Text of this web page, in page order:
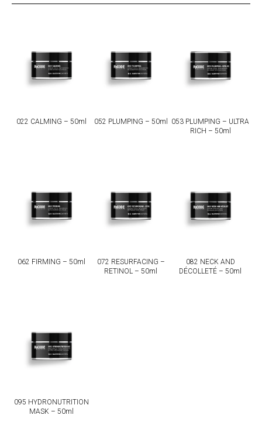
022 CALMING – 50ml 052 PLUMPING – 50ml
053 PLUMPING – ULTRA
RICH – 50ml
062 FIRMING – 50ml
072 RESURFACING –
RETINOL – 50ml
082 NECK AND
DÉCOLLETÉ – 50ml
095 HYDRONUTRITION
MASK – 50ml